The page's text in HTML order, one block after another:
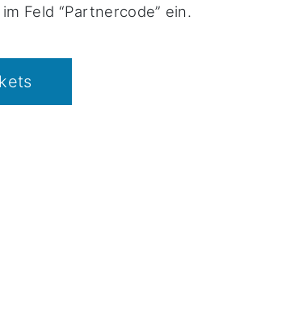
Feld “Partnercode” ein.